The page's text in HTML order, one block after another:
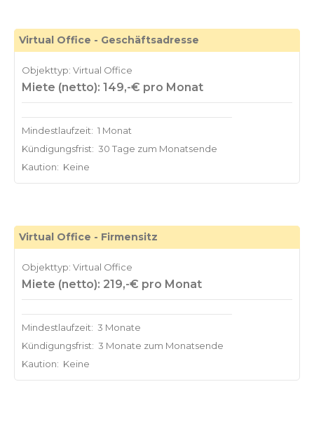
Virtual Office - Geschäftsadresse
Objekttyp: Virtual Office
Miete (netto): 149,-€ pro Monat
Mindestlaufzeit: 1 Monat
Kündigungsfrist: 30 Tage zum Monatsende
Kaution: Keine
Virtual Office - Firmensitz
Objekttyp: Virtual Office
Miete (netto): 219,-€ pro Monat
Mindestlaufzeit: 3 Monate
Kündigungsfrist: 3 Monate zum Monatsende
Kaution: Keine